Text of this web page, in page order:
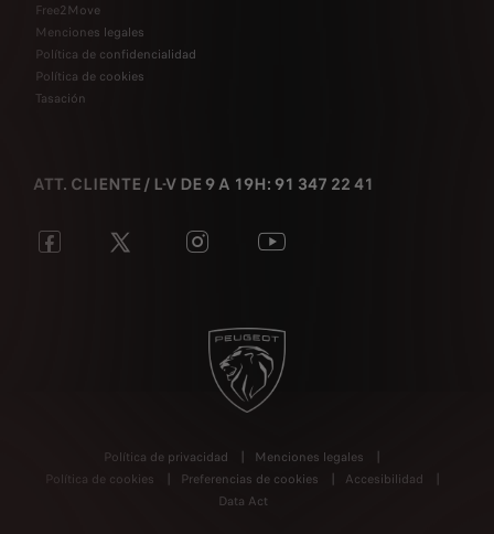
Free2Move
Menciones legales
Política de confidencialidad
Política de cookies
Tasación
ATT. CLIENTE / L-V DE 9 A 19H: 91 347 22 41
Política de privacidad
Menciones legales
Política de cookies
Preferencias de cookies
Accesibilidad
Data Act